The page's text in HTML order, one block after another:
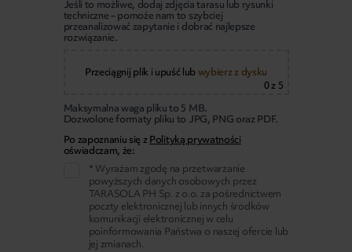
Jeśli to możliwe, dodaj zdjęcia tarasu lub rysunki
techniczne – pomoże nam to szybciej
przeanalizować zapytanie i dobrać najlepsze
rozwiązanie.
Przeciągnij plik i upuść lub wybierz z dysku
0z 5
Maksymalna waga pliku to 5 MB.
Dozwolone formaty pliku to JPG, PNG oraz PDF.
Po zapoznaniu się zPolityką prywatności
oświadczam, że:
* Wyrażam zgodę na przetwarzanie
powyższych danych osobowych przez
TARASOLA PH Sp. z o.o. za pośrednictwem
poczty elektronicznej lub innych środków
komunikacji elektronicznej w celu
poinformowania Państwa o naszej ofercie lub
jej zmianach.